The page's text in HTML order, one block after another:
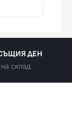
ДЕН
склад